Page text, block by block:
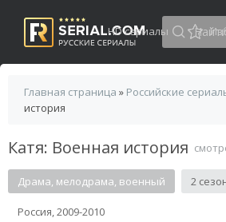
HD сериалы
Главная страница » Российские
история
Катя: Военная история
Драма, мелодрама, военный 2
Россия, 2009-2010